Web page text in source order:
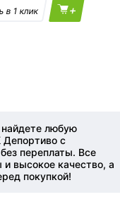
+
любую
с
переплаты. Все
высокое качество, а
покупкой!